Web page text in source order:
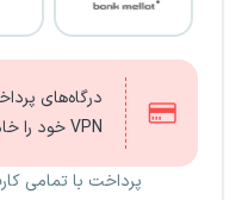
VPN خود را خاموش کنید.
پرداخت با تمامی